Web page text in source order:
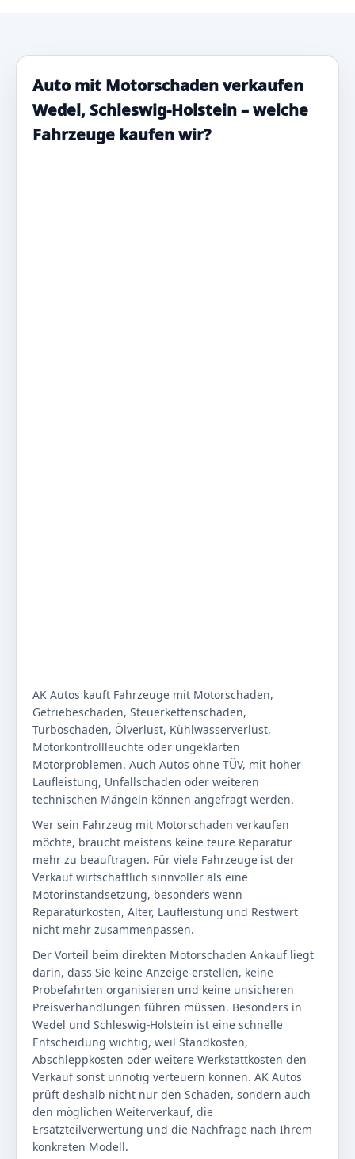
Auto mit Motorschaden verkaufen
Wedel, Schleswig-Holstein – welche
Fahrzeuge kaufen wir?
AK Autos kauft Fahrzeuge mit Motorschaden,
Getriebeschaden, Steuerkettenschaden,
Turboschaden, Ölverlust, Kühlwasserverlust,
Motorkontrollleuchte oder ungeklärten
Motorproblemen. Auch Autos ohne TÜV, mit hoher
Laufleistung, Unfallschaden oder weiteren
technischen Mängeln können angefragt werden.
Wer sein Fahrzeug mit Motorschaden verkaufen
möchte, braucht meistens keine teure Reparatur
mehr zu beauftragen. Für viele Fahrzeuge ist der
Verkauf wirtschaftlich sinnvoller als eine
Motorinstandsetzung, besonders wenn
Reparaturkosten, Alter, Laufleistung und Restwert
nicht mehr zusammenpassen.
Der Vorteil beim direkten Motorschaden Ankauf liegt
darin, dass Sie keine Anzeige erstellen, keine
Probefahrten organisieren und keine unsicheren
Preisverhandlungen führen müssen. Besonders in
Wedel und Schleswig-Holstein ist eine schnelle
Entscheidung wichtig, weil Standkosten,
Abschleppkosten oder weitere Werkstattkosten den
Verkauf sonst unnötig verteuern können. AK Autos
prüft deshalb nicht nur den Schaden, sondern auch
den möglichen Weiterverkauf, die
Ersatzteilverwertung und die Nachfrage nach Ihrem
konkreten Modell.